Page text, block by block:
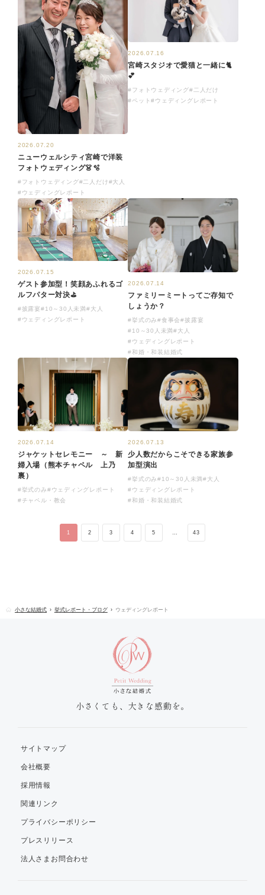
2026.07.20
ニューウェルシティ宮崎で洋装
フォトウェディング👗🫧
#フォトウェディング#二人だけ#大人
#ウェディングレポート
2026.07.16
宮崎スタジオで愛猫と一緒に🐈
💕
#フォトウェディング#二人だけ
#ペット#ウェディングレポート
2026.07.15
ゲスト参加型！笑顔あふれるゴ
ルフパター対決⛳
#披露宴#10～30人未満#大人
#ウェディングレポート
2026.07.14
ファミリーミートってご存知で
しょうか？
#挙式のみ#食事会#披露宴
#10～30人未満#大人
#ウェディングレポート
#和婚・和装結婚式
2026.07.14
ジャケットセレモニー ～ 新
婦入場（熊本チャペル 上乃
裏）
#挙式のみ#ウェディングレポート
#チャペル・教会
2026.07.13
少人数だからこそできる家族参
加型演出
#挙式のみ#10～30人未満#大人
#ウェディングレポート
#和婚・和装結婚式
1 2 3 4 5 43
小さな結婚式 挙式レポート・ブログ ウェディングレポート
小さくても、大きな感動を。
サイトマップ
会社概要
採用情報
関連リンク
プライバシーポリシー
プレスリリース
法人さまお問合わせ